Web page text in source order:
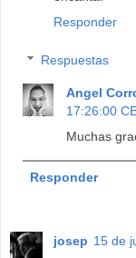
Responder
Respuestas
Angel
17:26:00
Muchas
Responder
josep 15 de